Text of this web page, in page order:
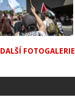
DALŠÍ FOTOGALERIE